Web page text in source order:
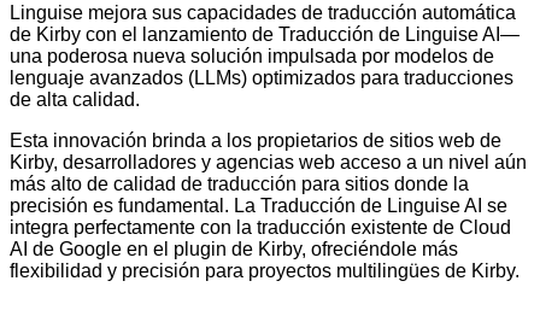
Linguise mejora sus capacidades de traducción automática
de Kirby con el lanzamiento de Traducción de Linguise AI—
una poderosa nueva solución impulsada por modelos de
lenguaje avanzados (LLMs) optimizados para traducciones
de alta calidad.
Esta innovación brinda a los propietarios de sitios web de
Kirby, desarrolladores y agencias web acceso a un nivel aún
más alto de calidad de traducción para sitios donde la
precisión es fundamental. La Traducción de Linguise AI se
integra perfectamente con la traducción existente de Cloud
AI de Google en el plugin de Kirby, ofreciéndole más
flexibilidad y precisión para proyectos multilingües de Kirby.